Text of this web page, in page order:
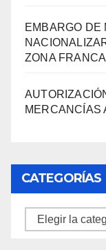
EMBARGO DE
ZONA FRANCA
MERCANCÍAS
CATEGORÍAS
Categorías